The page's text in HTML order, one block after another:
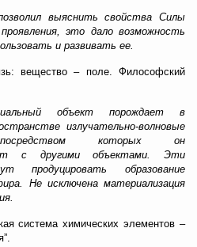
выяснить свойства Силы
это дало возможность
и развивать ее.
вещество – поле. Философский
объект порождает в
излучательно-волновые
которых он
с другими объектами. Эти
продуцировать образование
Не исключена материализация
система химических элементов –